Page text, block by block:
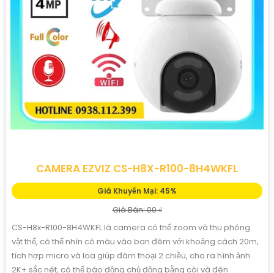
CAMERA CS-HB8C/SP DÙNG PIN MẶT TRỜI
Giá Bán: 00 ₫
Camera CS-HB8c/SP Dùng Pin Mặt Trời ghi hình sắc nét với độ
phân giải 4MP, quan sát ban đêm xa đến 20 mét. Phát hiện
chuyển động người qua cảm biến PIR theo dõi tự động